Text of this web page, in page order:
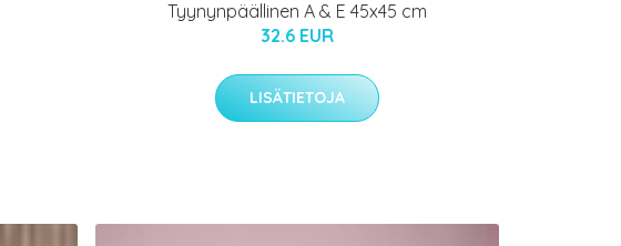
Tyynynpäällinen A & E 45x45 cm
32.6 EUR
LISÄTIETOJA